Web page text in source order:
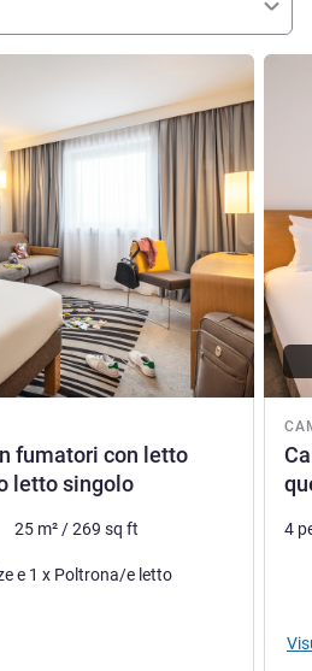
hotel
fumatori con letto
letto singolo
25 m²/269 sq ft
letto
4